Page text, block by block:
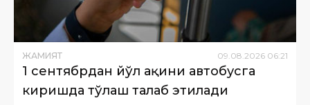
ЖАМИЯТ 09.08.2026 06:21
1 сентябрдан йўл ҳақини автобусга
киришда тўлаш талаб этилади